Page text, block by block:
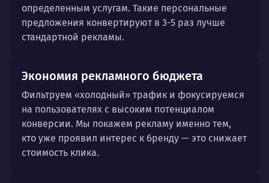
определенным услугам. Такие персональные
предложения конвертируют в 3-5 раз лучше
стандартной рекламы.
Экономия рекламного бюджета
Фильтруем «холодный» трафик и фокусируемся
на пользователях с высоким потенциалом
конверсии. Мы покажем рекламу именно тем,
кто уже проявил интерес к бренду — это снижает
стоимость клика.